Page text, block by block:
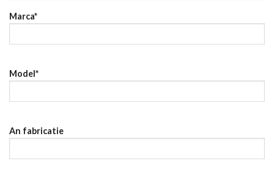
Marca*
Model*
An fabricatie